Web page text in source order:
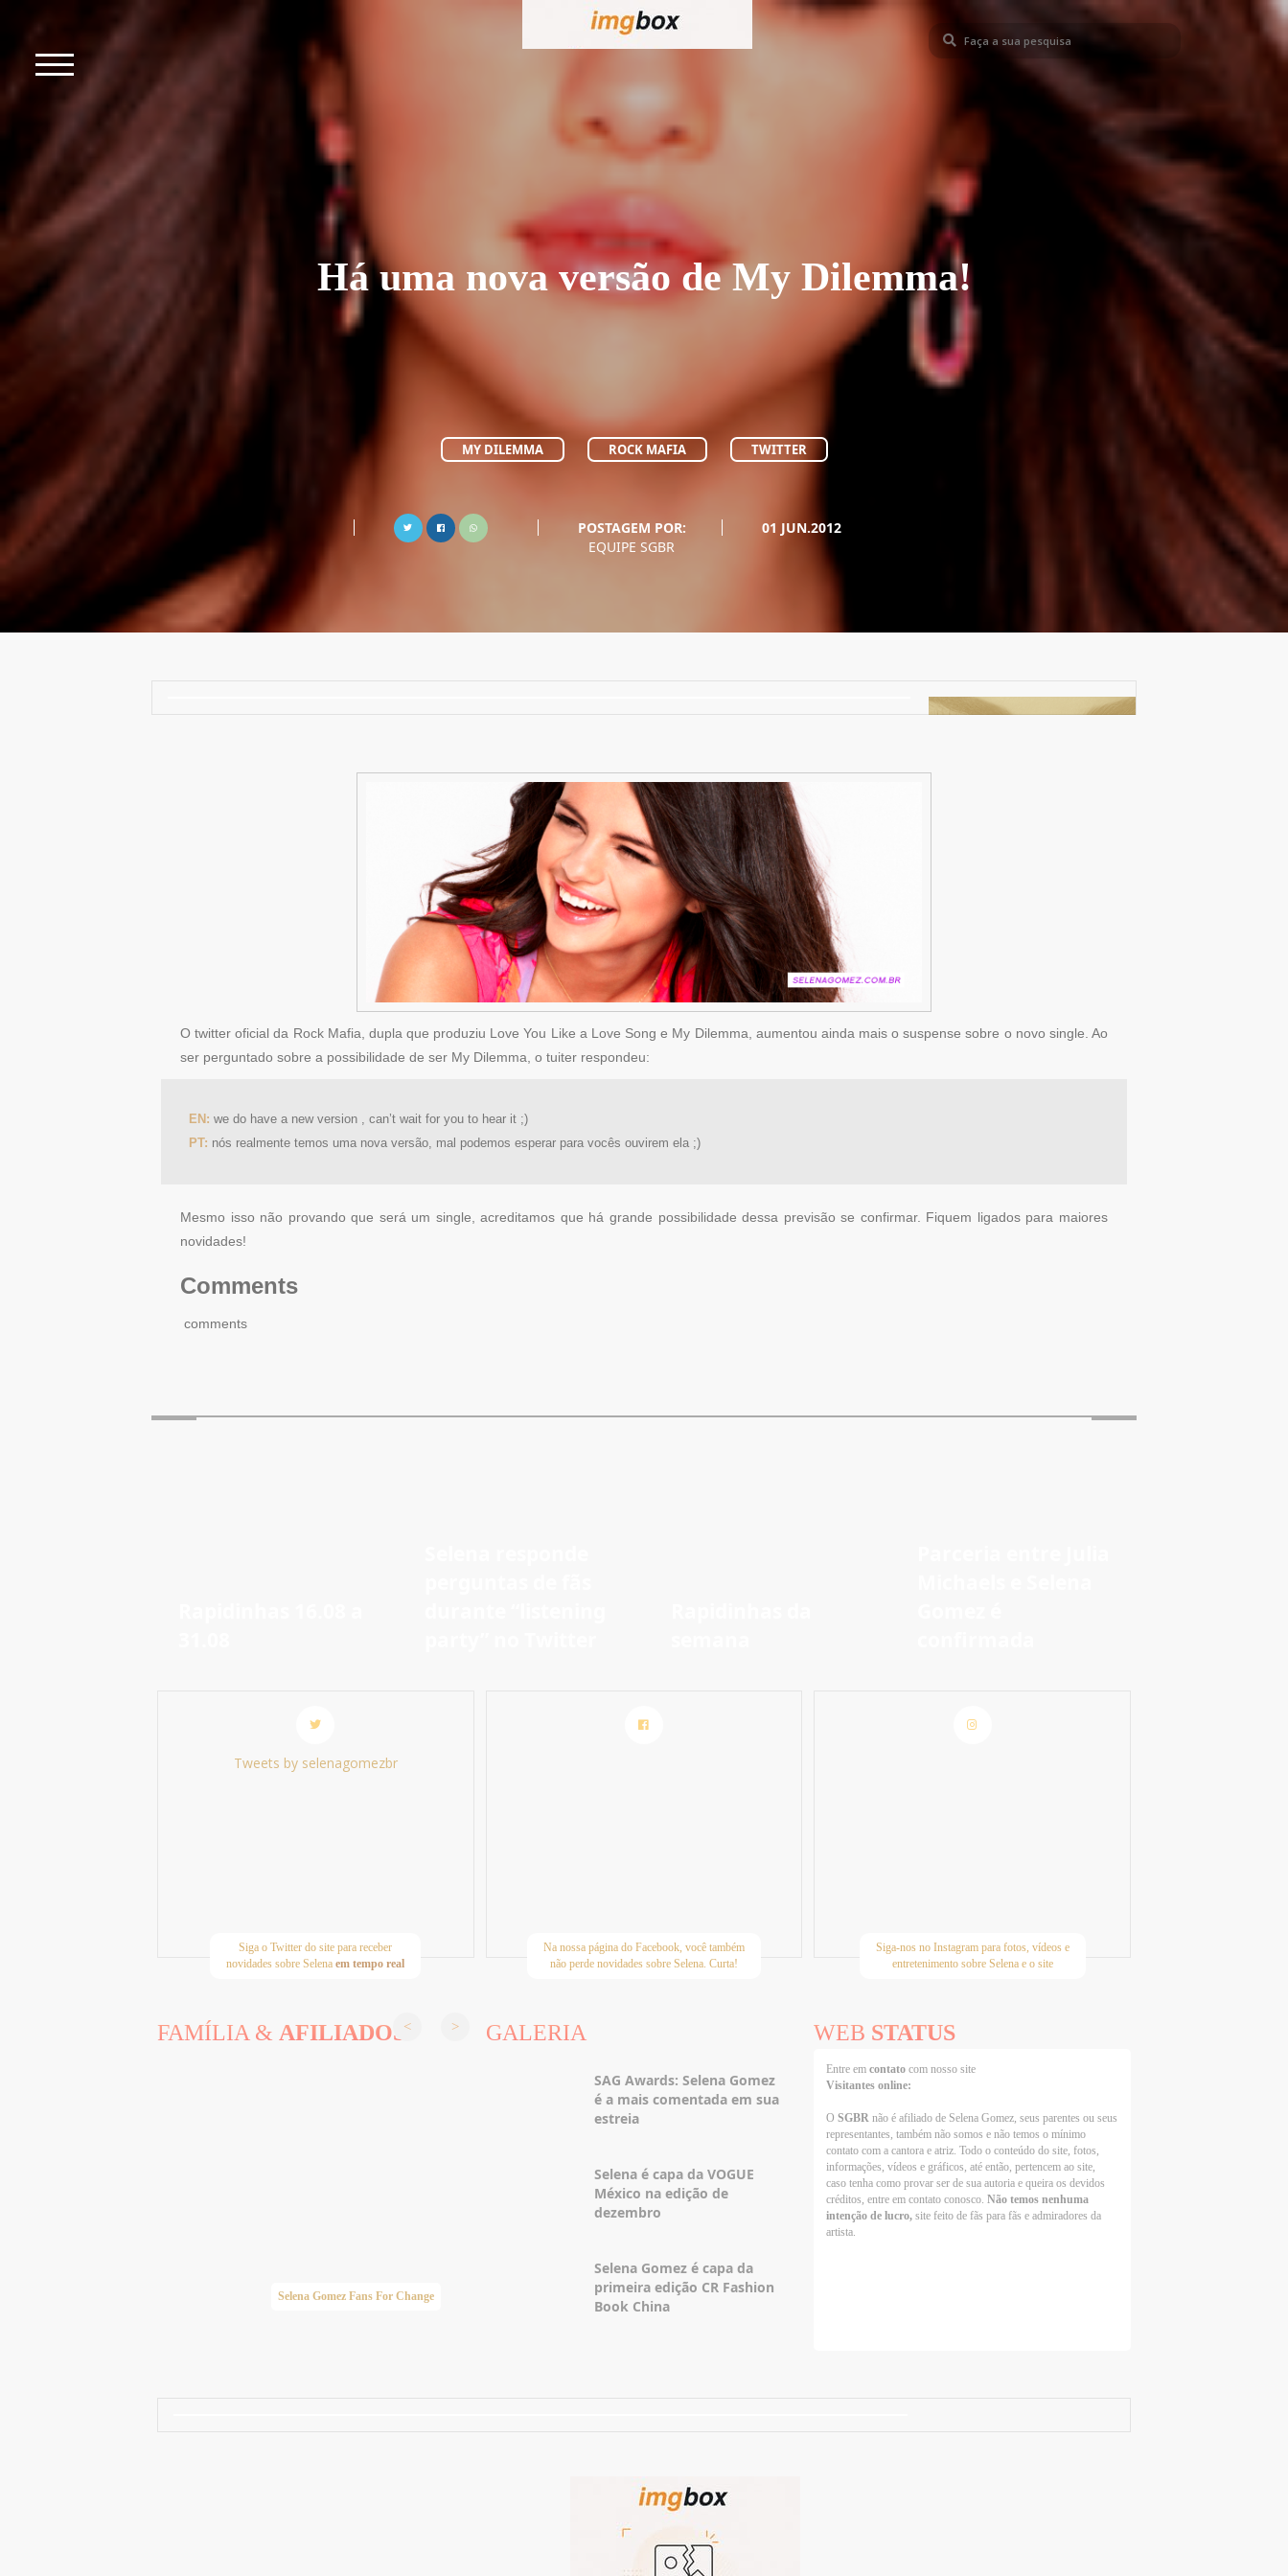
Há uma nova versão de My Dilemma!
MY DILEMMA ROCK MAFIA TWITTER
POSTAGEM POR:
EQUIPE SGBR
01 JUN.2012
O twitter oficial da Rock Mafia, dupla que produziu Love You Like a Love Song e My Dilemma, aumentou ainda mais o suspense sobre o novo single. Ao
ser perguntado sobre a possibilidade de ser My Dilemma, o tuiter respondeu:
EN: we do have a new version , can’t wait for you to hear it ;)
PT: nós realmente temos uma nova versão, mal podemos esperar para vocês ouvirem ela ;)
Mesmo isso não provando que será um single, acreditamos que há grande possibilidade dessa previsão se confirmar. Fiquem ligados para maiores
novidades!
Comments
comments
Tweets by selenagomezbr
Siga o Twitter do site para receber
novidades sobre Selenaem tempo real
Na nossa página do Facebook, você também
não perde novidades sobre Selena. Curta!
Siga-nos no Instagram para fotos, vídeos e
entretenimento sobre Selena e o site
FAMÍLIA & AFILIADOS
Selena Gomez Fans For Change Taylor Swift Brasil
GALERIA
SAG Awards: Selena Gomez
é a mais comentada em sua
estreia
Selena é capa da VOGUE
México na edição de
dezembro
Selena Gomez é capa da
primeira edição CR Fashion
Book China
WEB STATUS
Entre emcontatocom nosso site
Visitantes online:
OSGBR não é afiliado de Selena Gomez, seus parentes ou seus
representantes, também não somos e não temos o mínimo
contato com a cantora e atriz. Todo o conteúdo do site, fotos,
informações, vídeos e gráficos, até então, pertencem ao site,
caso tenha como provar ser de sua autoria e queira os devidos
créditos, entre em contato conosco.Não temos nenhuma
intenção de lucro,site feito de fãs para fãs e admiradores da
artista.